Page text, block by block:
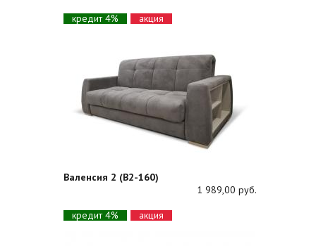
кредит 4%
акция
Валенсия 2 (В2-160)
1 989,00 руб.
кредит 4%
акция